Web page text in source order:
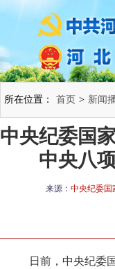
所在位置： 首页 > 新闻
中央纪委国
中央八
来源： 中央纪委国
日前，中央纪委